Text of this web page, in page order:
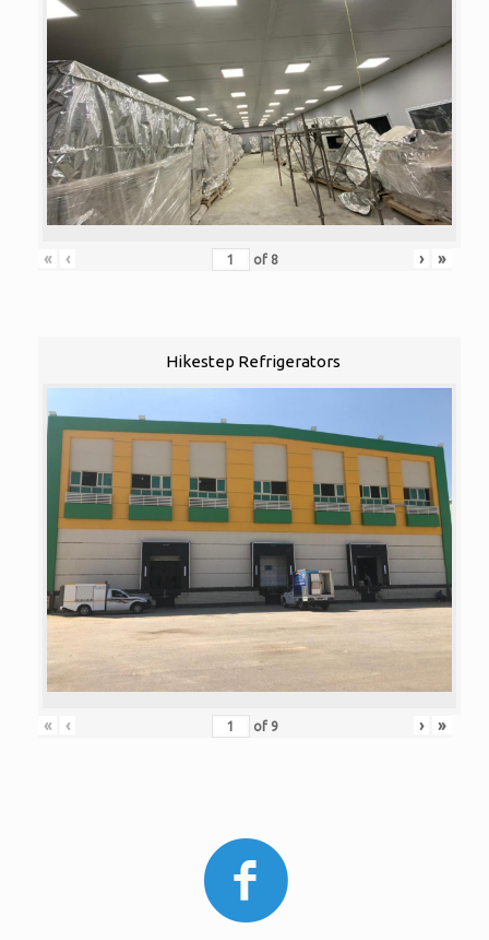
« ‹ of 8 › »
Hikestep Refrigerators
« ‹ of 9 › »